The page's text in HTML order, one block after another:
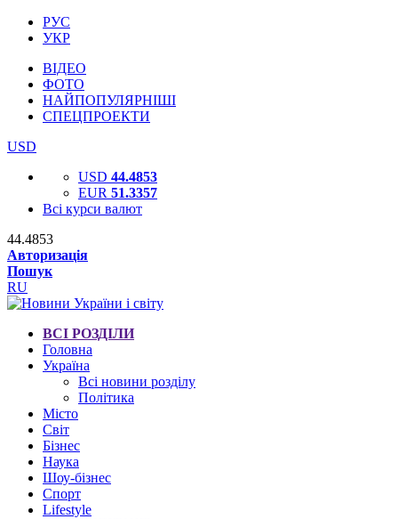
РУС
УКР
ВІДЕО
ФОТО
НАЙПОПУЛЯРНІШІ
СПЕЦПРОЕКТИ
USD
USD 44.4853
EUR 51.3357
Всі курси валют
44.4853
Авторизація
Пошук
RU
ВСІ РОЗДІЛИ
Головна
Україна
Всі новини розділу
Політика
Місто
Світ
Бізнес
Наука
Шоу-бізнес
Спорт
Lifestyle